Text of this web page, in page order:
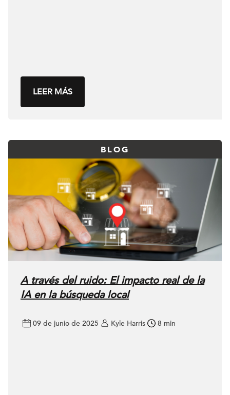
LEER MÁS
BLOG
A través del ruido: El impacto real de la
IA en la búsqueda local
09 de junio de 2025 Kyle Harris 8 min